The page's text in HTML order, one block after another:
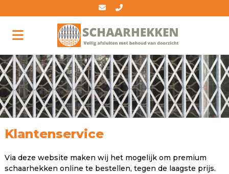
Klantenservice
Via deze website maken wij het mogelijk om premium
schaarhekken online te bestellen, tegen de laagste prijs.